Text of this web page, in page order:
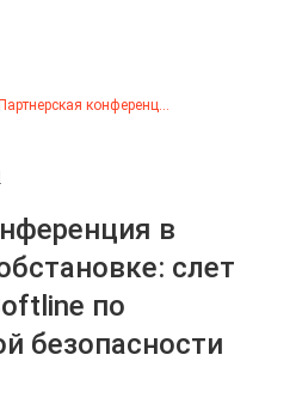
в
слет
по
безопасности